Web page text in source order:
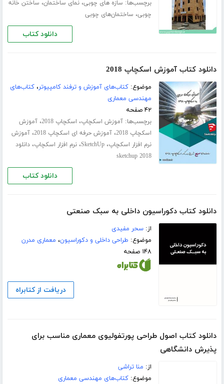
برچسب‌ها: سازه های چوبی،نمای ساختمان، ساختن خانه
چوبی، ساختمان‌های چوبی
دانلود کتاب
دانلود کتاب آموزش اسکچاپ 2018
موضوع:کتاب‌های آموزش و ترفند کامپیوتر،کتاب‌های
مهندسی معماری
۴۲ صفحه
برچسب‌ها:آموزش اسکچاپ، اسکچاپ 2018 ،آموزش
اسکچاپ 2018
،آموزش حرفه ای اسکچاپ 2018 ،آموزش
نرم افزار اسکچاپ،SketchUp،نرم افزار اسکچاپ،دانلود
sketchup 2018
دانلود کتاب
دانلود کتاب دکوراسیون داخلی به سبک صنعتی
از:سحر مفیدی
موضوع: طراحی داخلی و دکوراسیون، معماری مدرن
۱۴۸ صفحه
دریافت از کتابراه
دانلود کتاب اصول طراحی پورتفولیوی معماری مناسب برای
پذیرش دانشگاهی
از: منا تراشی
موضوع:کتاب‌های مهندسی معماری